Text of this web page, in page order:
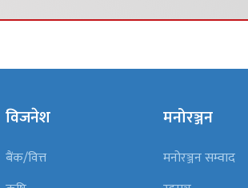
विजनेश
बैंक/वित्त
मनोरञ्जन
मनोरञ्जन सम्वाद